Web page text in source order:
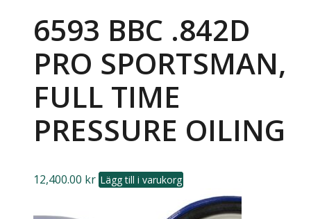
6593 BBC .842D
PRO SPORTSMAN,
FULL TIME
PRESSURE OILING
12,400.00 kr Lägg till i varukorg